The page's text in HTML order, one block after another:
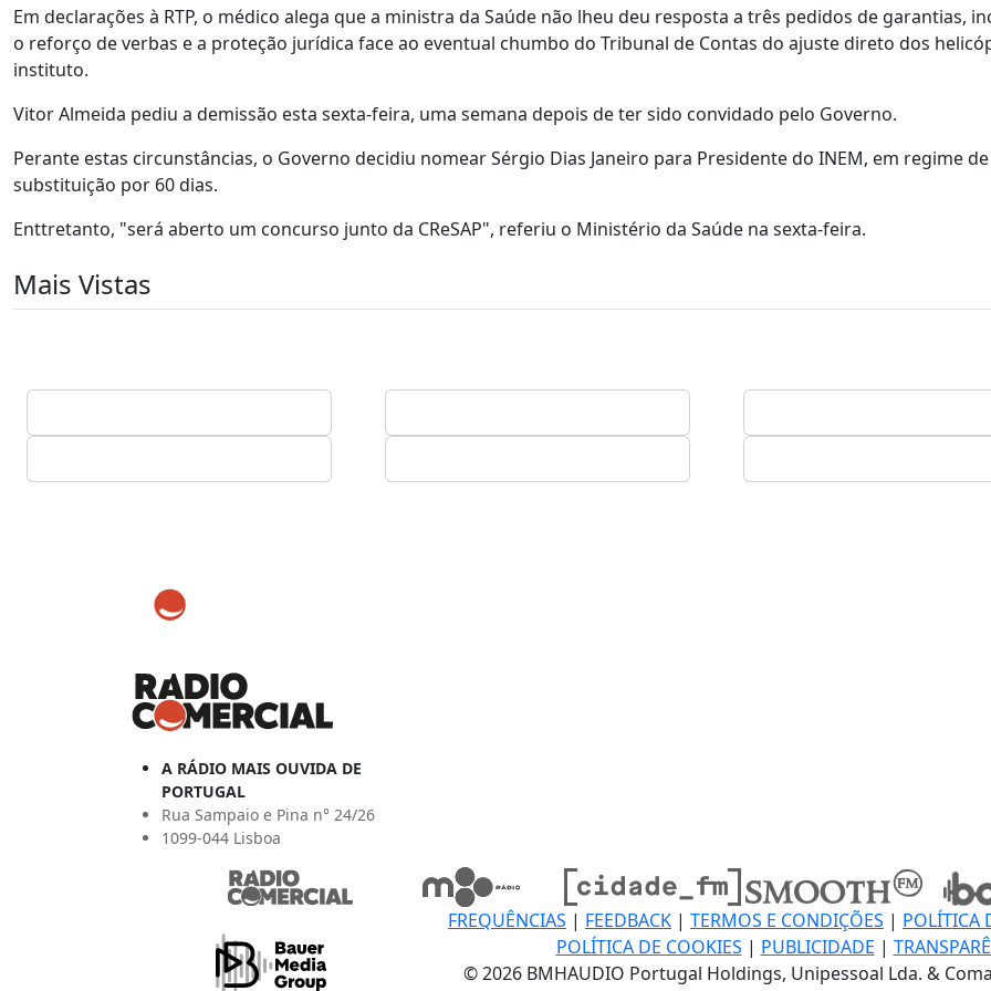
Em declarações à RTP, o médico alega que a ministra da Saúde não lheu deu resposta a três pedidos de garantias,
o reforço de verbas e a proteção jurídica face ao eventual chumbo do Tribunal de Contas do ajuste direto dos
instituto.
Vitor Almeida pediu a demissão esta sexta-feira, uma semana depois de ter sido convidado pelo Governo.
Perante estas circunstâncias, o Governo decidiu nomear Sérgio Dias Janeiro para Presidente do INEM, em regime de
substituição por 60 dias.
Enttretanto, "será aberto um concurso junto da CReSAP", referiu o Ministério da Saúde na sexta-feira.
Mais Vistas
A RÁDIO MAIS OUVIDA DE
PORTUGAL
Rua Sampaio e Pina n° 24/26
1099-044 Lisboa
FREQUÊNCIAS | FEEDBACK | TERMOS E CONDIÇÕES | POLÍTICA
POLÍTICA DE COOKIES | PUBLICIDADE |
© 2026 BMHAUDIO Portugal Holdings, Unipessoal Lda. &